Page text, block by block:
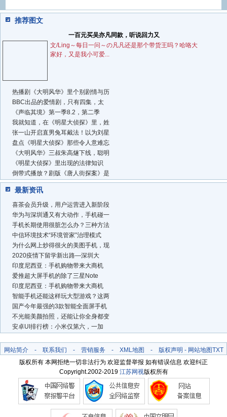
推荐图文
一百元买吴亦凡同款，听说回力又
文/Ling～每日一问～の凡凡还是那个带货王吗？哈咯大
家好，又是我小可爱...
热播剧《大明风华》里个别剧情与历
BBC出品的爱情剧，只有四集，太
《声临其境》第一季8.2，第二季
我就知道，在《明星大侦探》里，姓
张一山开启直男兔耳戴法！以为刘星
盘点《明星大侦探》那些令人意难忘
《大明风华》三叔朱高燧下线，聪明
《明星大侦探》里出现的法律知识
倒带式播放？剧版《唐人街探案》是
最新资讯
喜茶会员升级，用户运营进入新阶段
华为与深圳通又有大动作，手机碰一
手机长期使用很脏怎么办？三种方法
中信环境技术“环境管家”治理模式
为什么网上炒得很火的美图手机，现
2020疫情下留学新出路—深圳大
印度尼西亚：手机购物带来大商机
爱推超大屏手机的除了三星Note
印度尼西亚：手机购物带来大商机
智能手机还能这样玩大型游戏？这两
国产今年最强的3款智能全面屏手机
不光能美颜拍照，还能让你全身都变
安卓UI排行榜：小米仅第六，一加
网站简介- 联系我们 - 营销服务 - XML地图 - 版权声明 - 网站地图TXT
版权所有 本网拒绝一切非法行为 欢迎监督举报 如有错误信息 欢迎纠正
Copyright.2002-2019 江苏网视版权所有